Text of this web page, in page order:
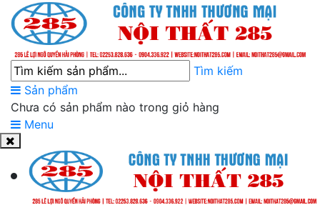
Tìm kiếm
Sản phẩm
Chưa có sản phẩm nào trong giỏ hàng
Menu